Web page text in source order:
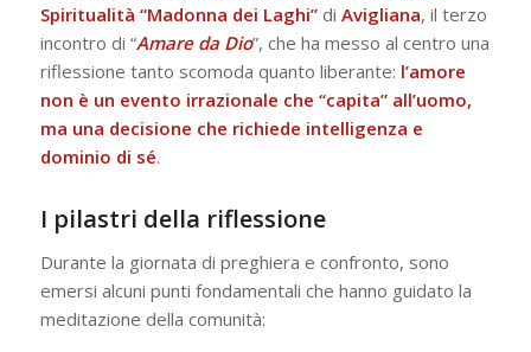
Spiritualità “Madonna dei Laghi” di Avigliana, il terzo
incontro di “Amare da Dio”, che ha messo al centro una
riflessione tanto scomoda quanto liberante: l’amore
non è un evento irrazionale che “capita” all’uomo,
ma una decisione che richiede intelligenza e
dominio di sé.
I pilastri della riflessione
Durante la giornata di preghiera e confronto, sono
emersi alcuni punti fondamentali che hanno guidato la
meditazione della comunità: